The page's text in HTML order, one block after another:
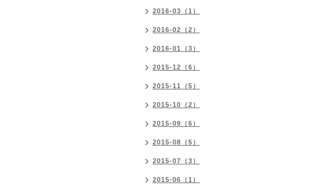
2016-03（1）
2016-02（2）
2016-01（3）
2015-12（6）
2015-11（5）
2015-10（2）
2015-09（6）
2015-08（5）
2015-07（3）
2015-06（1）